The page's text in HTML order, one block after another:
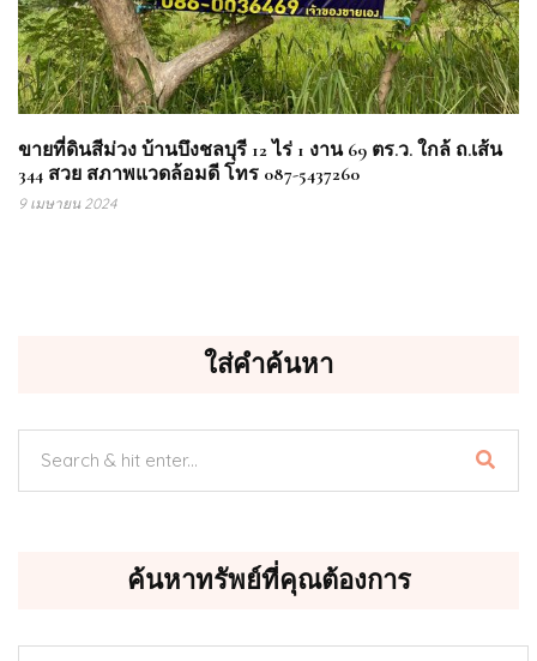
ขายที่ดินสีม่วง บ้านบึงชลบุรี 12 ไร่ 1 งาน 69 ตร.ว. ใกล้ ถ.เส้น
344 สวย สภาพแวดล้อมดี โทร 087-5437260
9 เมษายน 2024
ใส่คำค้นหา
ค้นหาทรัพย์ที่คุณต้องการ